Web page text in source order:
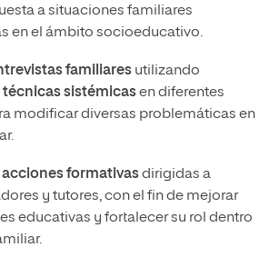
a situaciones familiares
en el ámbito socioeducativo.
familiares utilizando
sistémicasen diferentes
modificar diversas problemáticas en
acciones formativasdirigidas a
y tutores, con el fin de mejorar
educativas y fortalecer su rol dentro